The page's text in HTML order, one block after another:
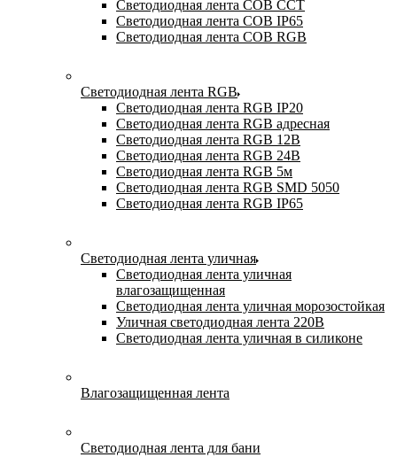
Светодиодная лента COB CCT
Светодиодная лента COB IP65
Светодиодная лента COB RGB
Светодиодная лента RGB
Светодиодная лента RGB IP20
Светодиодная лента RGB адресная
Светодиодная лента RGB 12В
Светодиодная лента RGB 24В
Светодиодная лента RGB 5м
Светодиодная лента RGB SMD 5050
Светодиодная лента RGB IP65
Светодиодная лента уличная
Светодиодная лента уличная
влагозащищенная
Светодиодная лента уличная морозостойкая
Уличная светодиодная лента 220В
Светодиодная лента уличная в силиконе
Влагозащищенная лента
Светодиодная лента для бани